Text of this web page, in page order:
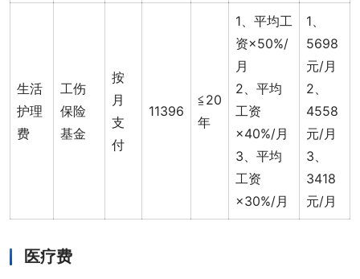
生活
护理
费
工伤
保险
基金
按
月
支
付
11396
≦20
年
1、平均工
资×50%/
月
2、平均
工资
×40%/月
3、平均
工资
×30%/月
1、
5698
元/月
2、
4558
元/月
3、
3418
元/月
医疗费